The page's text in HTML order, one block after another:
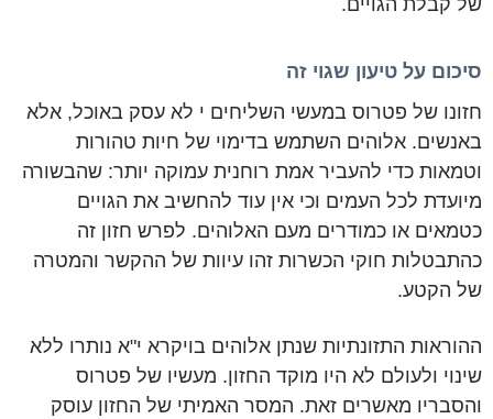
של קבלת הגויים.
סיכום על טיעון שגוי זה
חזונו של פטרוס במעשי השליחים י לא עסק באוכל, אלא
באנשים. אלוהים השתמש בדימוי של חיות טהורות
וטמאות כדי להעביר אמת רוחנית עמוקה יותר: שהבשורה
מיועדת לכל העמים וכי אין עוד להחשיב את הגויים
כטמאים או כמודרים מעם האלוהים. לפרש חזון זה
כהתבטלות חוקי הכשרות זהו עיוות של ההקשר והמטרה
של הקטע.
ההוראות התזונתיות שנתן אלוהים בויקרא י"א נותרו ללא
שינוי ולעולם לא היו מוקד החזון. מעשיו של פטרוס
והסבריו מאשרים זאת. המסר האמיתי של החזון עוסק